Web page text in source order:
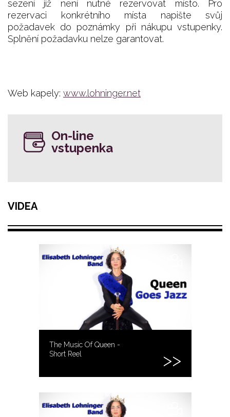
sezení již není nutné rezervovat místo. Pro
rezervaci konkrétního místa napište svůj
požadavek do poznámky při nákupu vstupenky.
Splnění požadavku nelze garantovat.
Web kapely: www.lohninger.net
On-line
vstupenka
VIDEA
The Music Of Queen -
Short Reel